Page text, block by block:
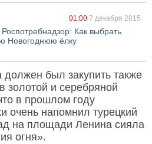
01:00 7 декабря 2015
Как выбрать
Новогоднюю ёлку
должен был закупить также
золотой и серебряной
в прошлом году
очень напомнил турецкий
на площади Ленина сияла
огня».